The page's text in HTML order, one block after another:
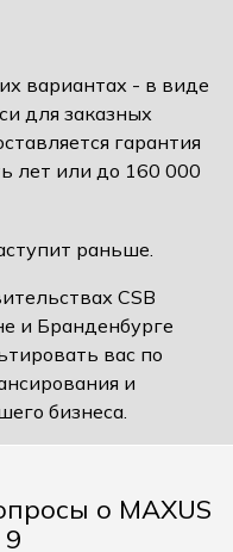
вариантах - в виде
для заказных
гарантия
лет или до 160 000
раньше.
CSB
и Бранденбурге
вас по
и
бизнеса.
о MAXUS